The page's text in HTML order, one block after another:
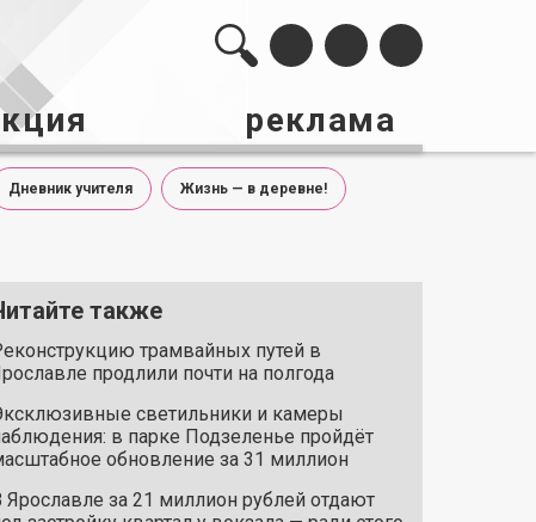
реклама
Дневник учителя Жизнь — в деревне!
также
трамвайных путей в
продлили почти на полгода
светильники и камеры
в парке Подзеленье пройдёт
обновление за 31 миллион
Ярославле за 21 миллион рублей отдают